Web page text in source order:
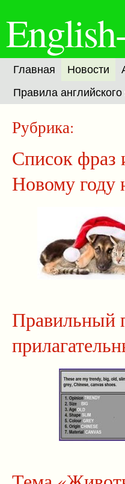
Главная Новости
Правила английского
Рубрика:
Список фраз
Новому году
Правильный